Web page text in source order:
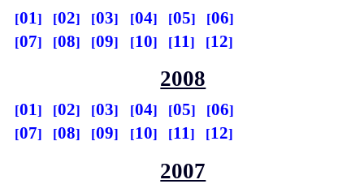
01 02 03 04 05
06
07
08 09 10 11 12
2008
01 02 03 04 05
06
07
08 09 10 11 12
2007